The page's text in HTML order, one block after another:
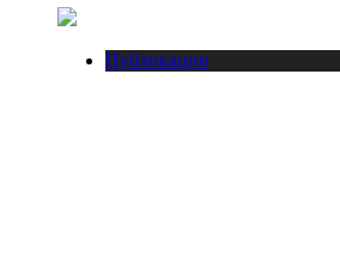
Публикации